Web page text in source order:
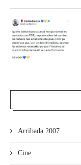
Arribada 2007
Cine